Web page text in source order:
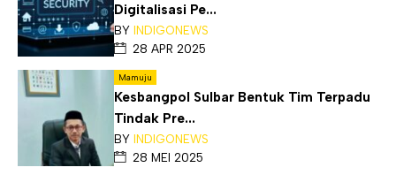
Digitalisasi Pe...
BY INDIGONEWS
28 APR 2025
Mamuju
Kesbangpol Sulbar Bentuk Tim Terpadu
Tindak Pre...
BY INDIGONEWS
28 MEI 2025